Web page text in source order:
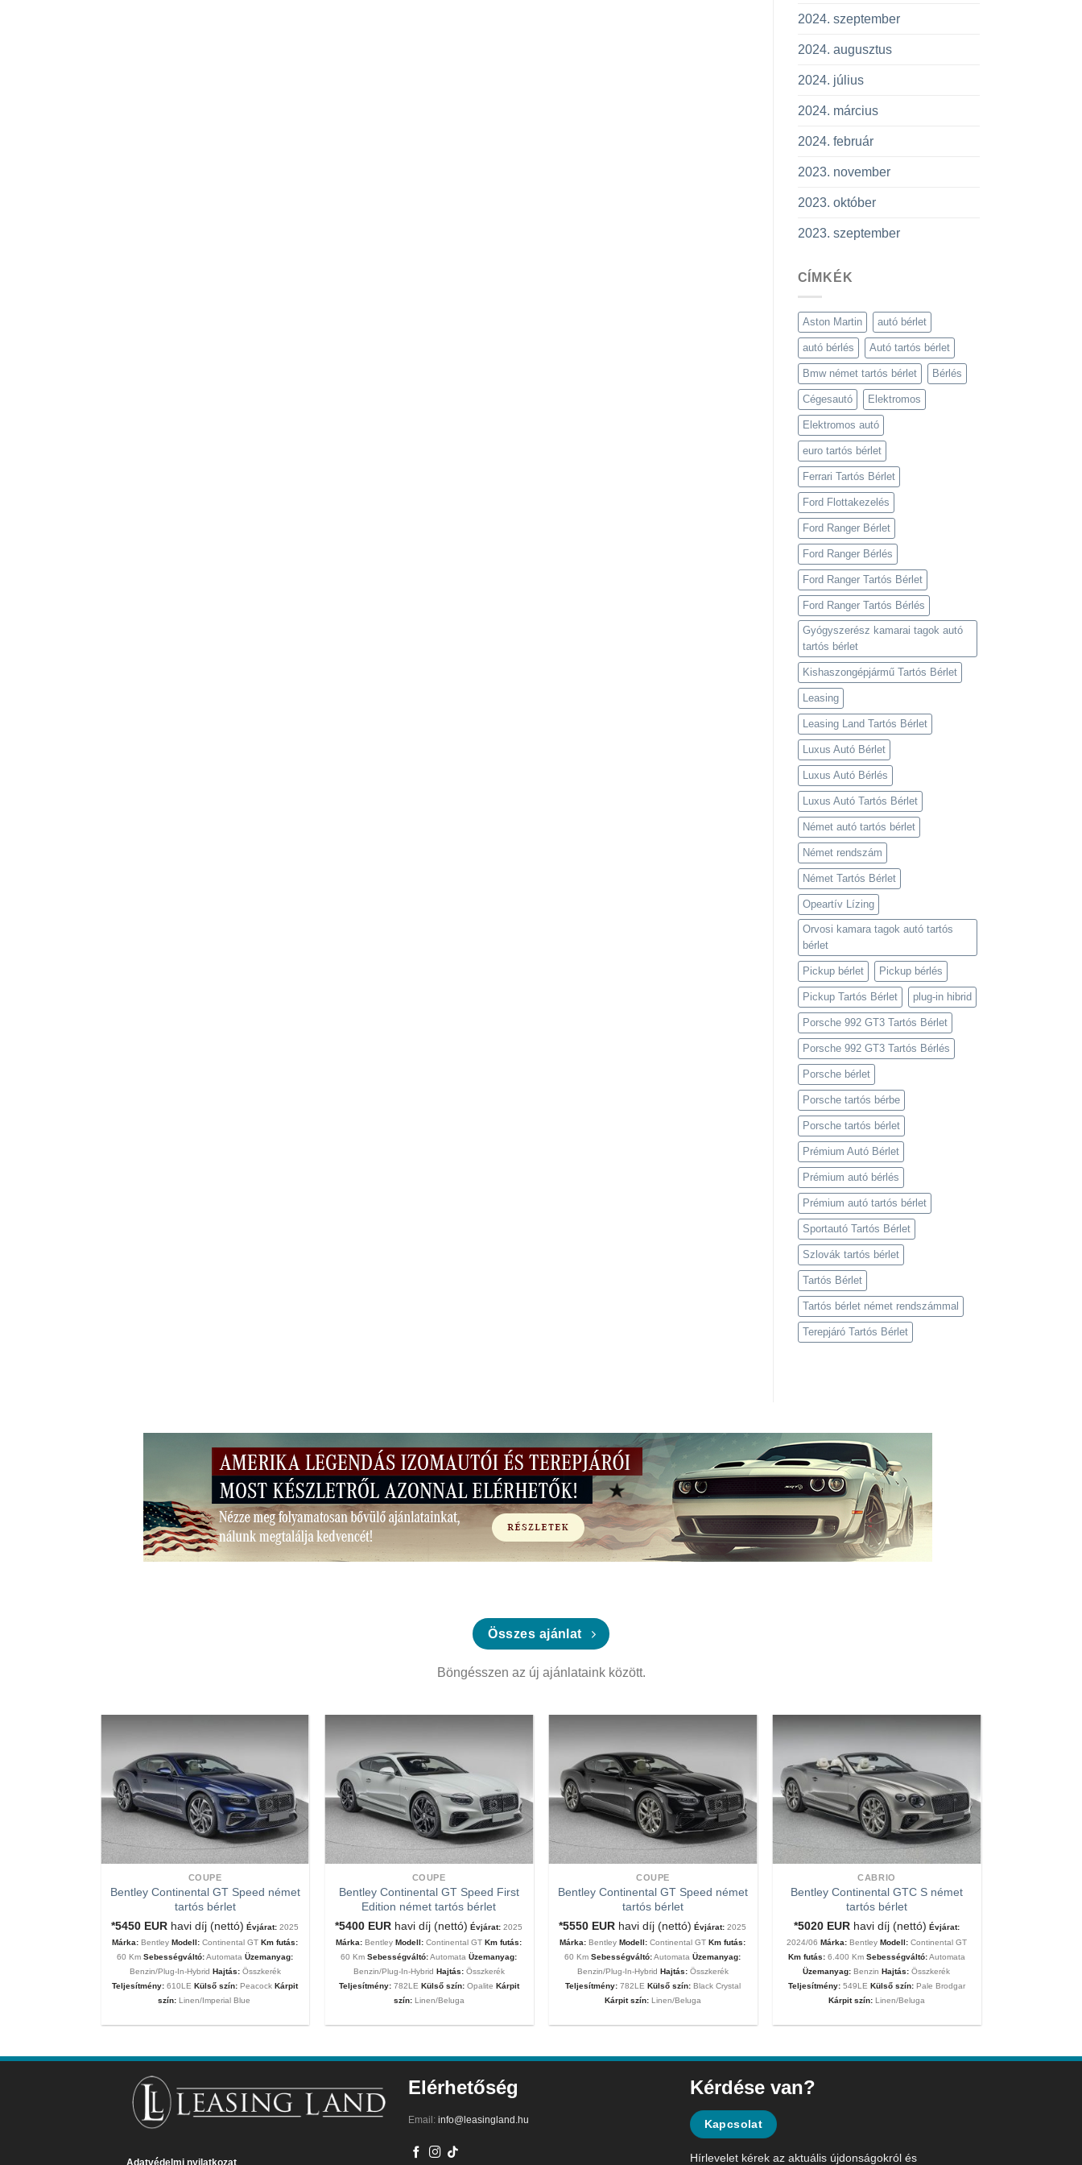
2024. szeptember
2024. augusztus
2024. július
2024. március
2024. február
2023. november
2023. október
2023. szeptember
CÍMKÉK
Aston Martin autó bérlet
autó bérlés Autó tartós bérlet
Bmw német tartós bérlet Bérlés
Cégesautó Elektromos
Elektromos autó
euro tartós bérlet
Ferrari Tartós Bérlet
Ford Flottakezelés
Ford Ranger Bérlet
Ford Ranger Bérlés
Ford Ranger Tartós Bérlet
Ford Ranger Tartós Bérlés
Gyógyszerész kamarai tagok autó
tartós bérlet
Kishaszongépjármű Tartós Bérlet
Leasing
Leasing Land Tartós Bérlet
Luxus Autó Bérlet
Luxus Autó Bérlés
Luxus Autó Tartós Bérlet
Német autó tartós bérlet
Német rendszám
Német Tartós Bérlet
Opeartív Lízing
Orvosi kamara tagok autó tartós
bérlet
Pickup bérlet Pickup bérlés
Pickup Tartós Bérlet plug-in hibrid
Porsche 992 GT3 Tartós Bérlet
Porsche 992 GT3 Tartós Bérlés
Porsche bérlet
Porsche tartós bérbe
Porsche tartós bérlet
Prémium Autó Bérlet
Prémium autó bérlés
Prémium autó tartós bérlet
Sportautó Tartós Bérlet
Szlovák tartós bérlet
Tartós Bérlet
Tartós bérlet német rendszámmal
Terepjáró Tartós Bérlet
Összes ajánlat
Böngésszen az új ajánlataink között.
COUPE
Bentley Continental GT Speed német
tartós bérlet
*5450 EUR havi díj (nettó) Évjárat: 2025
Márka: Bentley Modell: Continental GTKm futás:
60 KmSebességváltó:AutomataÜzemanyag:
Benzin/Plug-In-Hybrid Hajtás:Összkerék
Teljesítmény: 610LE Külső szín:PeacockKárpit
szín:Linen/Imperial Blue
COUPE
Bentley Continental GT Speed First
Edition német tartós bérlet
*5400 EUR havi díj (nettó) Évjárat: 2025
Márka: Bentley Modell: Continental GTKm futás:
60 KmSebességváltó:AutomataÜzemanyag:
Benzin/Plug-In-Hybrid Hajtás:Összkerék
Teljesítmény:782LE Külső szín: Opalite Kárpit
szín:Linen/Beluga
COUPE
Bentley Continental GT Speed német
tartós bérlet
*5550 EUR havi díj (nettó) Évjárat: 2025
Márka: Bentley Modell: Continental GTKm futás:
60 KmSebességváltó:AutomataÜzemanyag:
Benzin/Plug-In-Hybrid Hajtás:Összkerék
Teljesítmény:782LE Külső szín: Black Crystal
Kárpit szín:Linen/Beluga
CABRIO
Bentley Continental GTC S német
tartós bérlet
*5020 EUR havi díj (nettó) Évjárat:
2024/06 Márka:Bentley Modell:Continental GT
Km futás: 6.400 Km Sebességváltó:Automata
Üzemanyag: BenzinHajtás: Összkerék
Teljesítmény:549LE Külső szín: Pale Brodgar
Kárpit szín:Linen/Beluga
Adatvédelmi nyilatkozat
Elérhetőség
Email: info@leasingland.hu
Kérdése van?
Kapcsolat
Hírlevelet kérek az aktuális újdonságokról és